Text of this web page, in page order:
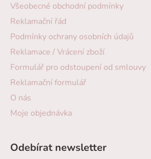
Všeobecné obchodní podmínky
Reklamační řád
Podmínky ochrany osobních údajů
Reklamace / Vrácení zboží
Formulář pro odstoupení od smlouvy
Reklamační formulář
O nás
Moje objednávka
Odebírat newsletter